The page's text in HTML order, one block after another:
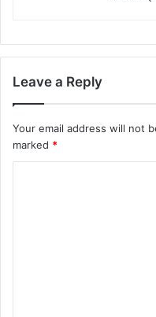
Leave a Reply
Your email address will not
marked *